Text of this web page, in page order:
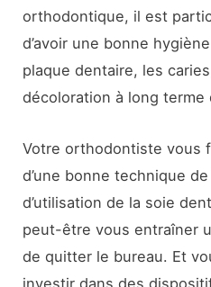
orthodontique, il est
d’avoir une bonne
plaque dentaire, les
décoloration à long terme
Votre orthodontiste vous
d’une bonne technique
d’utilisation de la soie
peut-être vous entraîner
de quitter le bureau. Et
investir dans des